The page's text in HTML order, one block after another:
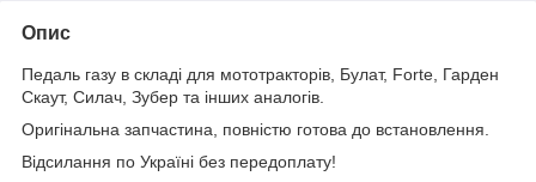
Опис
Педаль газу в складі для мототракторів, Булат, Forte, Гарден
Скаут, Силач, Зубер та інших аналогів.
Оригінальна запчастина, повністю готова до встановлення.
Відсилання по Україні без передоплату!